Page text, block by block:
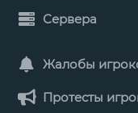
Сервера
Жалобы
Протесты